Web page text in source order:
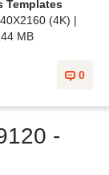
Templates
(4K) |
MB
0
-